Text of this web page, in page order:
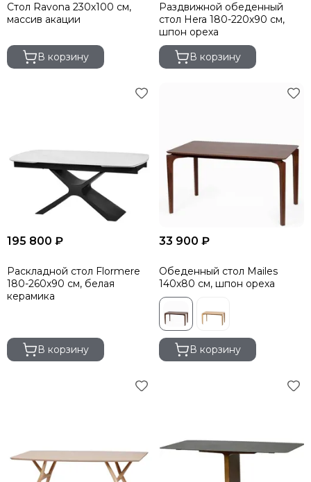
Стол Ravona 230х100 см,
массив акации
В корзину
Раздвижной обеденный
стол Hera 180-220х90 см,
шпон ореха
В корзину
195 800 ₽
Раскладной стол Flormere
180-260x90 см, белая
керамика
В корзину
33 900 ₽
Обеденный стол Mailes
140х80 см, шпон ореха
В корзину